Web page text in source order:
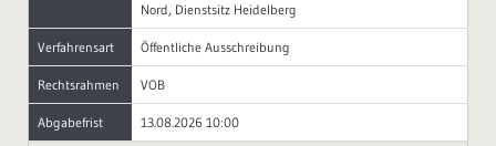
Nord, Dienstsitz Heidelberg
Verfahrensart Öffentliche Ausschreibung
Rechtsrahmen VOB
Abgabefrist 13.08.2026 10:00